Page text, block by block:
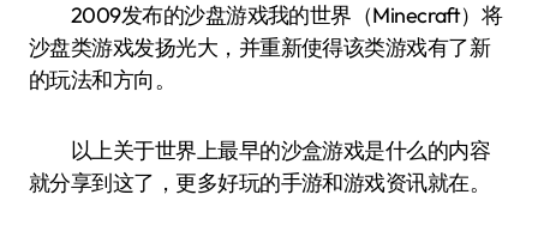
2009发布的沙盘游戏我的世界（Minecraft）将
沙盘类游戏发扬光大，并重新使得该类游戏有了新
的玩法和方向。
以上关于世界上最早的沙盒游戏是什么的内容
就分享到这了，更多好玩的手游和游戏资讯就在。